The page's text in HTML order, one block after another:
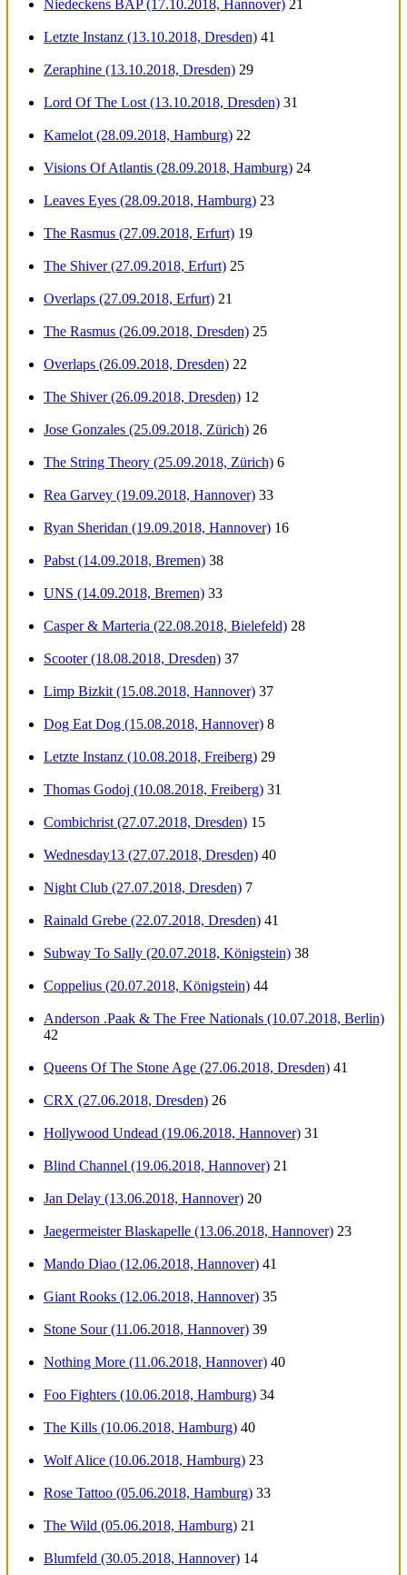
Niedeckens BAP (17.10.2018, Hannover) 21
Letzte Instanz (13.10.2018, Dresden) 41
Zeraphine (13.10.2018, Dresden) 29
Lord Of The Lost (13.10.2018, Dresden) 31
Kamelot (28.09.2018, Hamburg) 22
Visions Of Atlantis (28.09.2018, Hamburg) 24
Leaves Eyes (28.09.2018, Hamburg) 23
The Rasmus (27.09.2018, Erfurt) 19
The Shiver (27.09.2018, Erfurt) 25
Overlaps (27.09.2018, Erfurt) 21
The Rasmus (26.09.2018, Dresden) 25
Overlaps (26.09.2018, Dresden) 22
The Shiver (26.09.2018, Dresden) 12
Jose Gonzales (25.09.2018, Zürich) 26
The String Theory (25.09.2018, Zürich) 6
Rea Garvey (19.09.2018, Hannover) 33
Ryan Sheridan (19.09.2018, Hannover) 16
Pabst (14.09.2018, Bremen) 38
UNS (14.09.2018, Bremen) 33
Casper & Marteria (22.08.2018, Bielefeld) 28
Scooter (18.08.2018, Dresden) 37
Limp Bizkit (15.08.2018, Hannover) 37
Dog Eat Dog (15.08.2018, Hannover) 8
Letzte Instanz (10.08.2018, Freiberg) 29
Thomas Godoj (10.08.2018, Freiberg) 31
Combichrist (27.07.2018, Dresden) 15
Wednesday13 (27.07.2018, Dresden) 40
Night Club (27.07.2018, Dresden) 7
Rainald Grebe (22.07.2018, Dresden) 41
Subway To Sally (20.07.2018, Königstein) 38
Coppelius (20.07.2018, Königstein) 44
Anderson .Paak & The Free Nationals (10.07.2018, Berlin)
42
Queens Of The Stone Age (27.06.2018, Dresden) 41
CRX (27.06.2018, Dresden) 26
Hollywood Undead (19.06.2018, Hannover) 31
Blind Channel (19.06.2018, Hannover) 21
Jan Delay (13.06.2018, Hannover) 20
Jaegermeister Blaskapelle (13.06.2018, Hannover) 23
Mando Diao (12.06.2018, Hannover) 41
Giant Rooks (12.06.2018, Hannover) 35
Stone Sour (11.06.2018, Hannover) 39
Nothing More (11.06.2018, Hannover) 40
Foo Fighters (10.06.2018, Hamburg) 34
The Kills (10.06.2018, Hamburg) 40
Wolf Alice (10.06.2018, Hamburg) 23
Rose Tattoo (05.06.2018, Hamburg) 33
The Wild (05.06.2018, Hamburg) 21
Blumfeld (30.05.2018, Hannover) 14